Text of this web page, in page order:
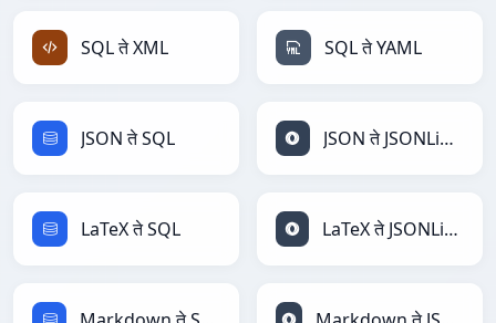
SQL ते XML SQL ते YAML
JSON ते SQL JSON ते JSONLines
LaTeX ते SQL LaTeX ते JSONLines